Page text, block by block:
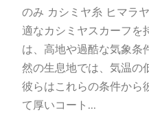
のみ カシミヤ糸 ヒマラ
適なカシミヤスカーフを
は、高地や過酷な気象条
然の生息地では、気温の
彼らはこれらの条件から
て厚いコート...